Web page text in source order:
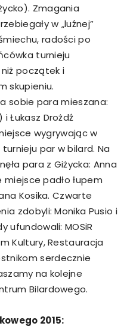
Zmagania
w „luźnej”
radości po
turnieju
niż początek i
skupieniu.
sobie para mieszana:
Łukasz Drożdź
wygrywając w
par w bilard. Na
para z Giżycka: Anna
miejsce padło łupem
Kosika. Czwarte
zdobyli: Monika Pusio i
ufundowali: MOSiR
Kultury, Restauracja
serdecznie
na kolejne
Bilardowego.
2015: